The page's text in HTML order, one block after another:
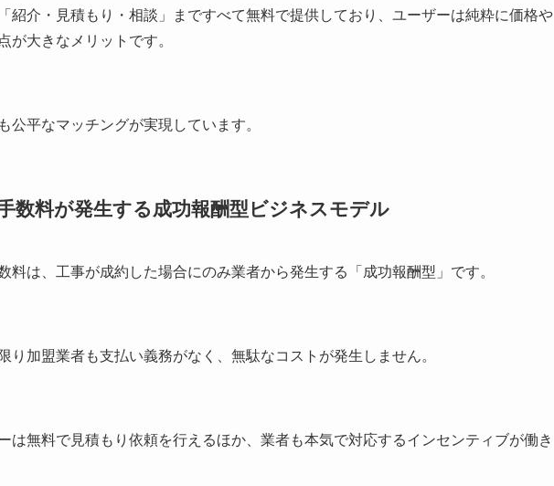
紹介・見積もり・相談」まですべて無料で提供しており、ユーザーは純粋に価格や
が大きなメリットです。
公平なマッチングが実現しています。
数料が発生する成功報酬型ビジネスモデル
料は、工事が成約した場合にのみ業者から発生する「成功報酬型」です。
り加盟業者も支払い義務がなく、無駄なコストが発生しません。
は無料で見積もり依頼を行えるほか、業者も本気で対応するインセンティブが働き